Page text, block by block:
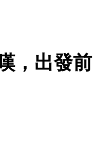
，出發前